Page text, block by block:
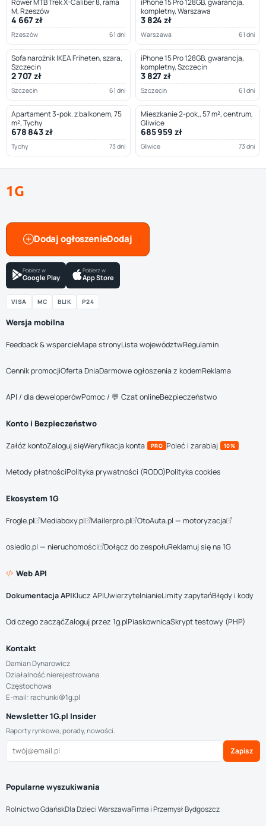
M, Rzeszów
4 667 zł
Rzeszów 61 dni
kompletny, Warszawa
3 824 zł
Warszawa 61 dni
Sofa narożnik IKEA Friheten, szara,
Szczecin
2 707 zł
Szczecin 61 dni
iPhone 15 Pro 128GB, gwarancja,
kompletny, Szczecin
3 827 zł
Szczecin 61 dni
Apartament 3-pok. z balkonem, 75
m², Tychy
678 843 zł
Tychy 73 dni
Mieszkanie 2-pok., 57 m², centrum,
Gliwice
685 959 zł
Gliwice 73 dni
1G
Dodaj ogłoszenie
Pobierz w
Google Play
Pobierz w
App Store
VISA MC BLIK P24
Wersja mobilna
Feedback & wsparcieMapa stronyLista województwRegulamin
Cennik promocjiOferta DniaDarmowe ogłoszenia z kodemReklama
API / dla deweloperówPomoc / 💬 Czat onlineBezpieczeństwo
Konto i Bezpieczeństwo
Załóż kontoZaloguj sięWeryfikacja konta PRO Poleć i zarabiaj 10%
Metody płatnościPolityka prywatności (RODO)Polityka cookies
Ekosystem 1G
Frogle.pl Mediaboxy.pl Mailerpro.pl OtoAuta.pl — motoryzacja
osiedlo.pl — nieruchomości Dołącz do zespołuReklamuj się na 1G
Web API
Dokumentacja APIKlucz APIUwierzytelnianieLimity zapytańBłędy i kody
Od czego zacząćZaloguj przez 1g.plPiaskownicaSkrypt testowy (PHP)
Kontakt
Damian Dynarowicz
Działalność nierejestrowana
Częstochowa
E-mail: rachunki@1g.pl
Newsletter 1G.pl Insider
Raporty rynkowe, porady, nowości.
Zapisz
Popularne wyszukiwania
Rolnictwo GdańskDla Dzieci WarszawaFirma i Przemysł Bydgoszcz